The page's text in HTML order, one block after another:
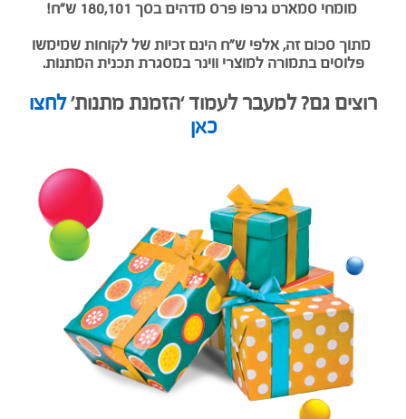
מומחי סמארט גרפו פרס מדהים בסך 180,101 ש”ח!
מתוך סכום זה, אלפי ש”ח הינם זכיות של לקוחות שמימשו
פלוסים בתמורה למוצרי ווינר במסגרת תכנית המתנות.
רוצים גם? למעבר לעמוד ‘הזמנת מתנות’לחצו
כאן